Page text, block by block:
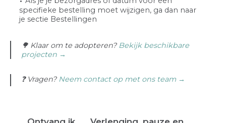
specifieke bestelling moet wijzigen, ga dan naar
je sectie Bestellingen
🌳 Klaar om te adopteren? Bekijk beschikbare
projecten →
❓ Vragen? Neem contact op met ons team →